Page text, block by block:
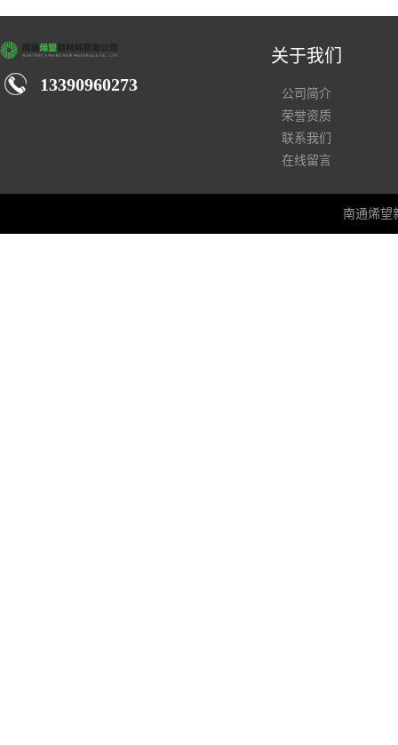
13390960273
关于我们
公司简介
荣誉资质
联系我们
在线留言
南通烯望